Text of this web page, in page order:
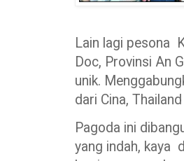
Lain lagi pesona
Doc, Provinsi An
unik.
dari Cina,
Pagoda ini
yang indah, kaya